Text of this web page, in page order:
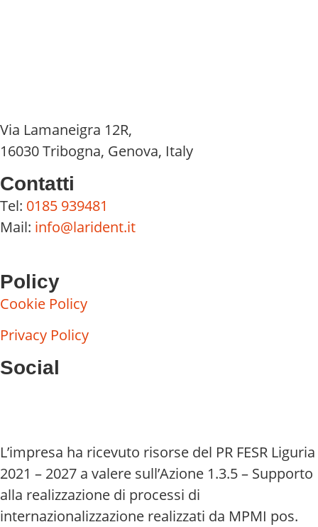
Via Lamaneigra 12R,
16030 Tribogna, Genova, Italy
Contatti
Tel: 0185 939481
Mail: info@larident.it
Policy
Cookie Policy
Privacy Policy
Social
L’impresa ha ricevuto risorse del PR FESR Liguria
2021 – 2027 a valere sull’Azione 1.3.5 – Supporto
alla realizzazione di processi di
internazionalizzazione realizzati da MPMI pos.